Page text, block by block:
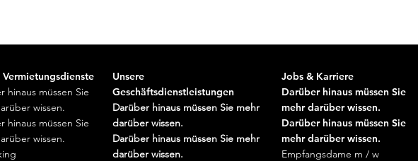
Vermietungsdienste
hinaus müssen Sie
wissen.
hinaus müssen Sie
wissen.
Unsere
Geschäftsdienstleistungen
Darüber hinaus müssen Sie mehr
darüber wissen.
Darüber hinaus müssen Sie mehr
darüber wissen.
Jobs & Karriere
Darüber hinaus müssen Sie
mehr darüber wissen.
Darüber hinaus müssen Sie
mehr darüber wissen.
Empfangsdame m / w